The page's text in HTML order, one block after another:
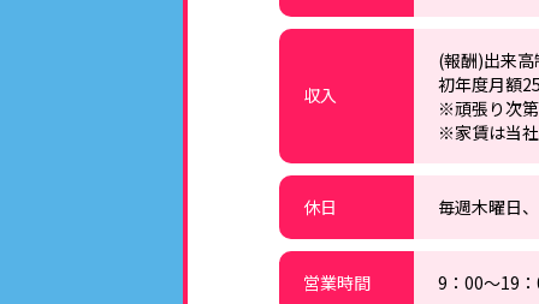
収入
(報酬)出来
初年度月額
※頑張り次
※家賃は当
休日 毎週木曜日
営業時間 9：00～19